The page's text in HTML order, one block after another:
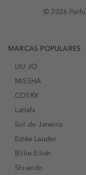
© 2026
MARCAS POPULARES
LIU JO
MISSHA
COSRX
Lattafa
Sol de Janeiro
Estée Lauder
Billie Eilish
Shiseido